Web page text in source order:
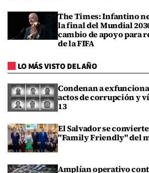
The Times: Infantino
la final del Mundial
cambio de apoyo para
de la FIFA
LO MÁS VISTO DEL AÑO
Condenan a
actos de corrupción y
13
El Salvador se
"Family Friendly" del
Amplían operativo